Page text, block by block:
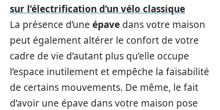
sur l’électrification d’un vélo classique
La présence d’une épave dans votre maison
peut également altérer le confort de votre
cadre de vie d’autant plus qu’elle occupe
l’espace inutilement et empêche la faisabilité
de certains mouvements. De même, le fait
d’avoir une épave dans votre maison pose